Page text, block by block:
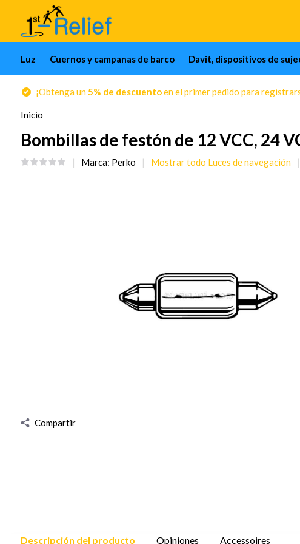
Luz Cuernos y campanas de barco Davit, dispositivos de
¡Obtenga un5% de descuentoen el primer pedido para
Inicio
Bombillas de festón de 12 VCC, 24
Marca: Perko Mostrar todo Luces de navegación
Compartir
Descripción del producto Opiniones Accessoires